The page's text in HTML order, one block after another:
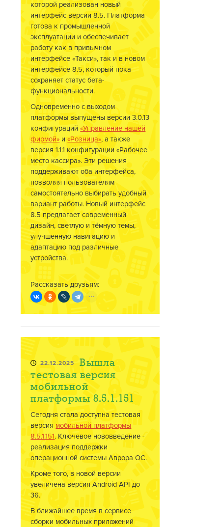
которой реализован новый
интерфейс версии 8.5. Платформа
готова к промышленной
эксплуатации и обеспечивает
работу как в привычном
интерфейсе «Такси», так и в новом
интерфейсе 8.5, который пока
сохраняет статус бета-
функциональности.
Одновременно с выходом
платформы выпущены версии 3.0.13
конфигураций«Управление нашей
фирмой» и«Розница», а также
версия 1.1.1 конфигурации «Рабочее
место кассира». Эти решения
поддерживают оба интерфейса,
позволяя пользователям
самостоятельно выбирать удобный
вариант работы. Новый интерфейс
8.5 предлагает современный
дизайн, светлую и тёмную темы,
улучшенную навигацию и
адаптацию под различные
устройства.
Рассказать друзьям:
22.12.2025 Вышла
тестовая версия
мобильной
платформы 8.5.1.151
Сегодня стала доступна тестовая
версия мобильной платформы
8.5.1.151. Ключевое нововведение -
реализация поддержки
операционной системы Аврора ОС.
Кроме того, в новой версии
увеличена версия Android API до
36.
В ближайшее время в сервисе
сборки мобильных приложений